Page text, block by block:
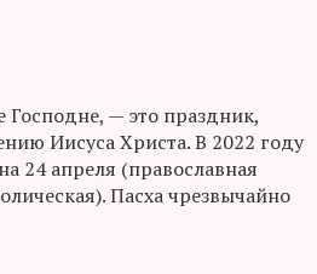
Господне, — это праздник,
Иисуса Христа. В 2022 году
24 апреля (православная
Пасха чрезвычайно